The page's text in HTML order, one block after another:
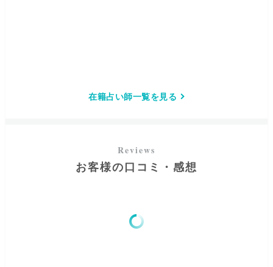
在籍占い師一覧を見る
お客様の口コミ・感想